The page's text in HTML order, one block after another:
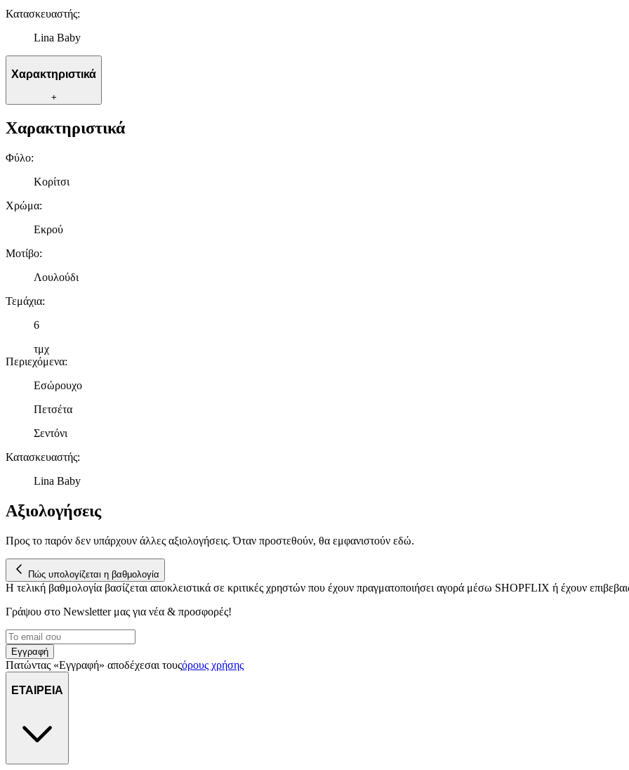
Κατασκευαστής:
Lina Baby
Χαρακτηριστικά
+
Χαρακτηριστικά
Φύλο:
Κορίτσι
Χρώμα:
Εκρού
Μοτίβο:
Λουλούδι
Τεμάχια:
6
τμχ
Περιεχόμενα:
Εσώρουχο
Πετσέτα
Σεντόνι
Κατασκευαστής:
Lina Baby
Αξιολογήσεις
Προς το παρόν δεν υπάρχουν άλλες αξιολογήσεις. Όταν προστεθούν, θα εμφανιστούν εδώ.
Πώς υπολογίζεται η βαθμολογία
Η τελική βαθμολογία βασίζεται αποκλειστικά σε κριτικές χρηστών που έχουν πραγματοποιήσει αγορά μέσω SHOPFLIX ή έχουν
Γράψου στο Νewsletter μας για νέα & προσφορές!
Εγγραφή
Πατώντας «Εγγραφή» αποδέχεσαι τουςόρους χρήσης
ΕΤΑΙΡΕΙΑ